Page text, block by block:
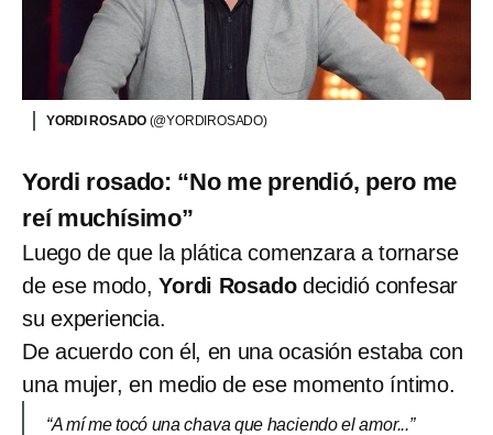
YORDI ROSADO (@YORDIROSADO)
Yordi rosado: “No me prendió, pero me
reí muchísimo”
Luego de que la plática comenzara a tornarse
de ese modo,Yordi Rosadodecidió confesar
su experiencia.
De acuerdo con él, en una ocasión estaba con
una mujer, en medio de ese momento íntimo.
“A mí me tocó una chava que haciendo el amor...”